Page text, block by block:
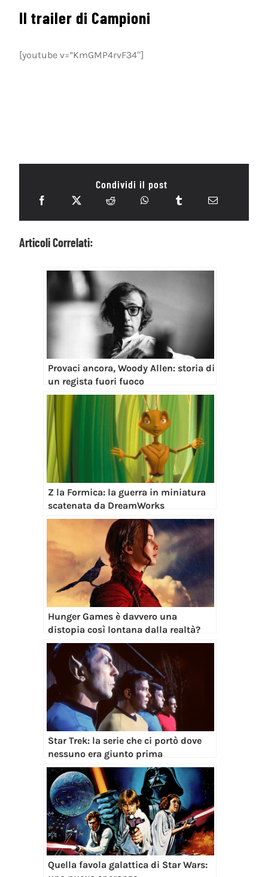
Il trailer di Campioni
[youtube v=”KmGMP4rvF34″]
Condividi il post
Articoli Correlati:
Provaci ancora, Woody Allen: storia di
un regista fuori fuoco
Z la Formica: la guerra in miniatura
scatenata da DreamWorks
Hunger Games è davvero una
distopia così lontana dalla realtà?
Star Trek: la serie che ci portò dove
nessuno era giunto prima
Quella favola galattica di Star Wars: